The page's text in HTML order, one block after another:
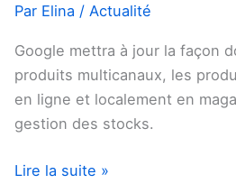
Par Elina / Actualité
Google mettra à jour la façon
produits multicanaux, les
en ligne et localement en
gestion des stocks.
Lire la suite »